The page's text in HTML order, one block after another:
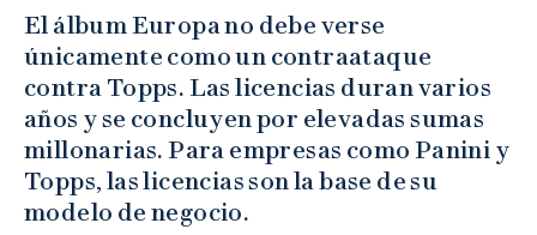
El álbum Europa no debe verse
únicamente como un contraataque
contra Topps. Las licencias duran varios
años y se concluyen por elevadas sumas
millonarias. Para empresas como Panini y
Topps, las licencias son la base de su
modelo de negocio.